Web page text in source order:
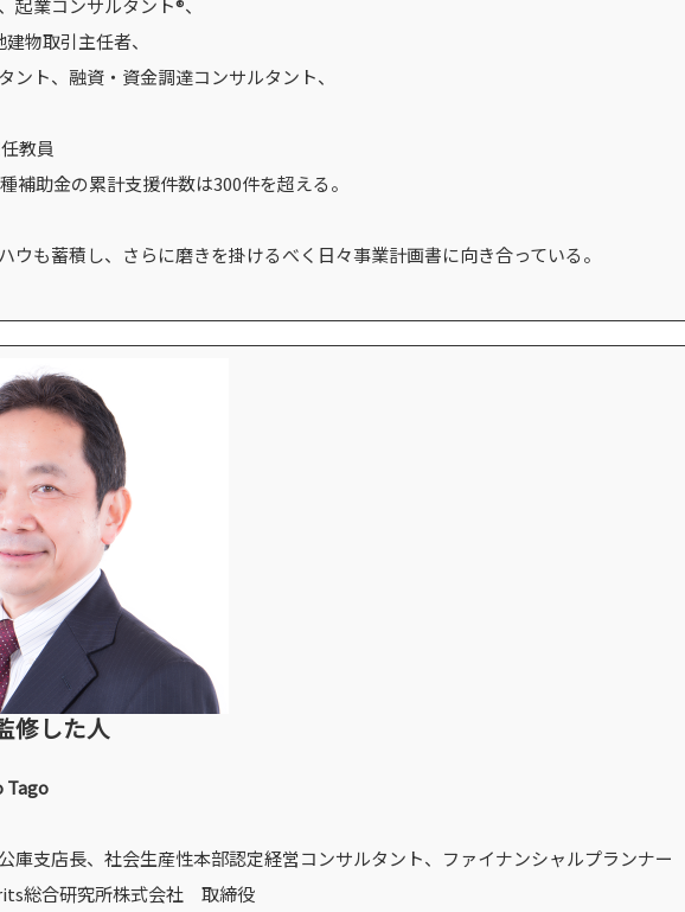
起業コンサルタント®、
物取引主任者、
ント、融資・資金調達コンサルタント、
教員
補助金の累計支援件数は300件を超える。
ウも蓄積し、さらに磨きを掛けるべく日々事業計画書に向き合っている。
修した人
Tago
庫支店長、社会生産性本部認定経営コンサルタント、ファイナンシャルプランナー
総合研究所株式会社 取締役